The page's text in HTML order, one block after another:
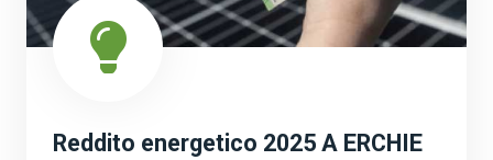
Reddito energetico 2025 A ERCHIE